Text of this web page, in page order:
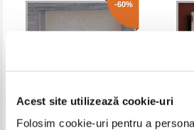
Acest site utilizează cookie-uri
Folosim cookie-uri pentru a
-60%